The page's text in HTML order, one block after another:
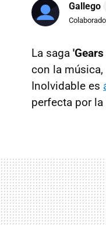
Gallego
La saga
con la
Inolvidable es
perfecta por